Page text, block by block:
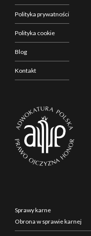
Polityka prywatności
Polityka cookie
Blog
Kontakt
Sprawy karne
Obrona w sprawie karnej